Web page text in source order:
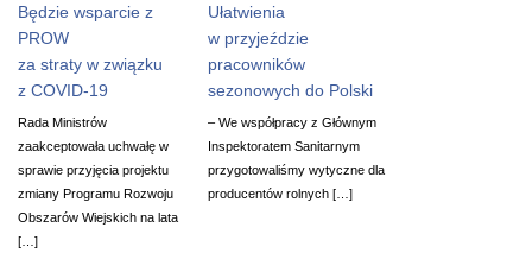
Będzie wsparcie z
PROW
za straty w związku
z COVID-19
Rada Ministrów
zaakceptowała uchwałę w
sprawie przyjęcia projektu
zmiany Programu Rozwoju
Obszarów Wiejskich na lata
[…]
Ułatwienia
w przyjeździe
pracowników
sezonowych do Polski
– We współpracy z Głównym
Inspektoratem Sanitarnym
przygotowaliśmy wytyczne dla
producentów rolnych […]